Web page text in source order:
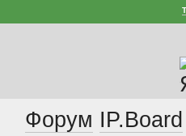
Форум IP.Board